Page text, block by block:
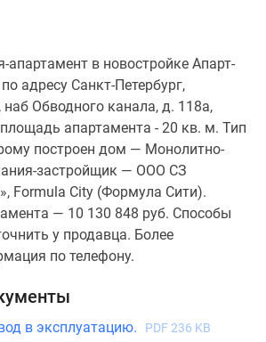
апартамент в новостройке Апарт-
адресу Санкт-Петербург,
Обводного канала, д. 118а,
апартамента - 20 кв. м. Тип
построен дом — Монолитно-
застройщик — ООО СЗ
Formula City (Формула Сити).
— 10 130 848 руб. Способы
у продавца. Более
по телефону.
в эксплуатацию. PDF 236 KB